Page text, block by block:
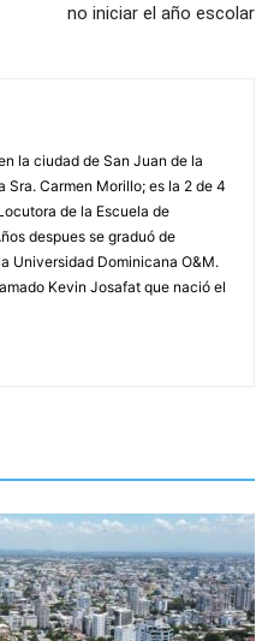
no iniciar el año escolar
la ciudad de San Juan de la
Sra. Carmen Morillo; es la 2 de 4
de la Escuela de
despues se graduó de
Universidad Dominicana O&M.
Kevin Josafat que nació el